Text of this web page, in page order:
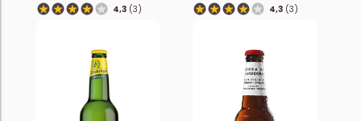
4,3 (3) 4,3 (3)